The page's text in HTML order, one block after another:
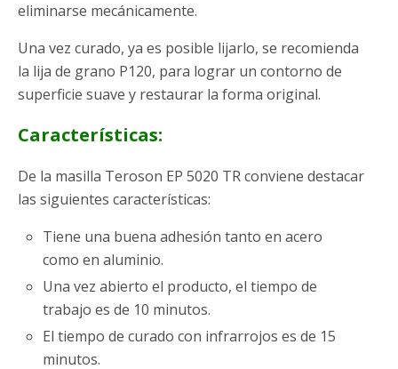
eliminarse mecánicamente.
Una vez curado, ya es posible lijarlo, se recomienda
la lija de grano P120, para lograr un contorno de
superficie suave y restaurar la forma original.
Características:
De la masilla Teroson EP 5020 TR conviene destacar
las siguientes características:
Tiene una buena adhesión tanto en acero
como en aluminio.
Una vez abierto el producto, el tiempo de
trabajo es de 10 minutos.
El tiempo de curado con infrarrojos es de 15
minutos.